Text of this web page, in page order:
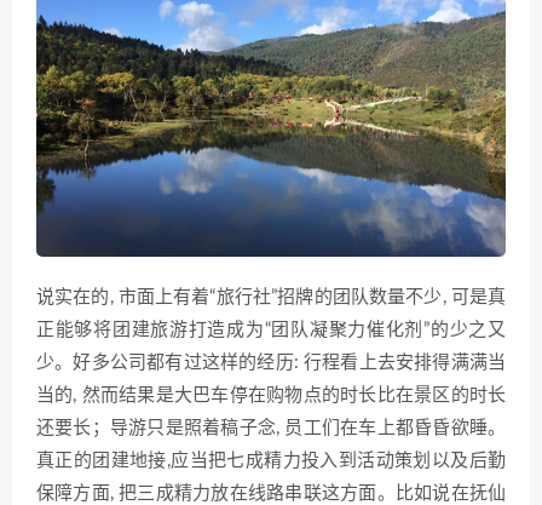
说实在的, 市面上有着“旅行社”招牌的团队数量不少, 可是真
正能够将团建旅游打造成为“团队凝聚力催化剂”的少之又
少。好多公司都有过这样的经历: 行程看上去安排得满满当
当的, 然而结果是大巴车停在购物点的时长比在景区的时长
还要长；导游只是照着稿子念, 员工们在车上都昏昏欲睡。
真正的团建地接,应当把七成精力投入到活动策划以及后勤
保障方面, 把三成精力放在线路串联这方面。比如说在抚仙